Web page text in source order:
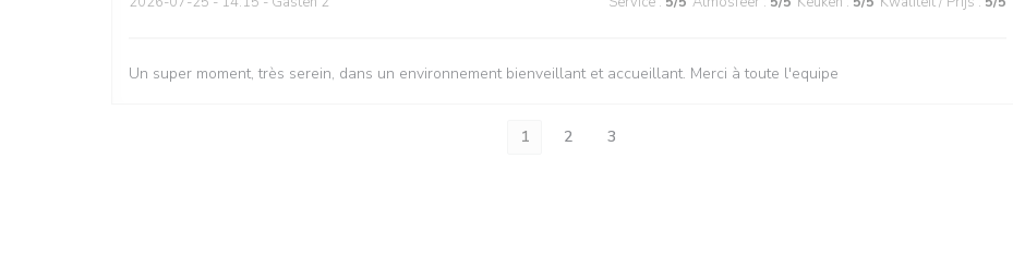
Un super moment, très serein, dans un environnement bienveillant et accueillant. Merci à toute l'equipe
1 2 3